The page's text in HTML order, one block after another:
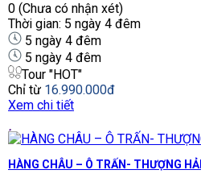
0 (Chưa có nhận xét)
Thời gian: 5 ngày 4 đêm
5 ngày 4 đêm
5 ngày 4 đêm
Tour "HOT"
Chỉ từ 16.990.000đ
Xem chi tiết
HÀNG CHÂU – Ô TRẤN- THƯỢNG HẢI